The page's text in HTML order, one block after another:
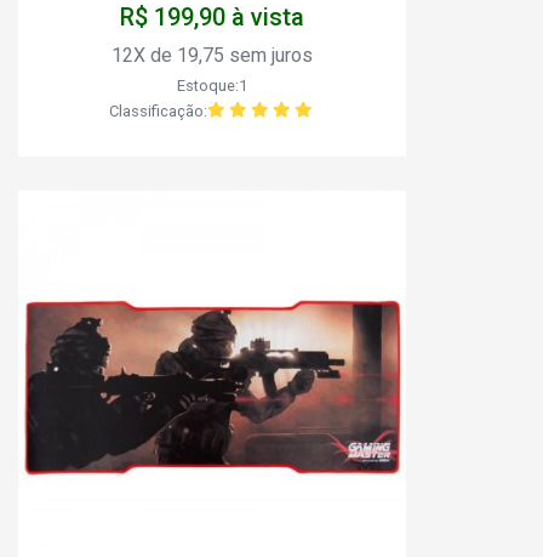
R$ 199,90 à vista
12X de 19,75 sem juros
Estoque:1
Classificação: